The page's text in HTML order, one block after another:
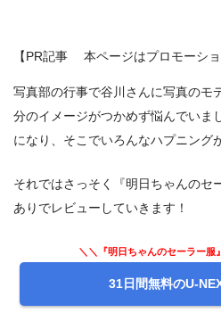
【PR記事 本ページはプロモーショ
写真部の行事で谷川さんに写真のモ
分のイメージがつかめず悩んでいま
になり、そこでいろんなハプニング
それではさっそく『明日ちゃんのセ
ありでレビューしていきます！
＼＼『明日ちゃんのセーラー服
31日間無料のU-